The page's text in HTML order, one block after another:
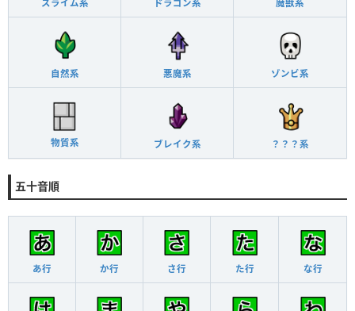
スライム系 ドラゴン系 魔獣系
自然系 悪魔系 ゾンビ系
物質系 ブレイク系 ？？？系
五十音順
あ行 か行 さ行 た行 な行